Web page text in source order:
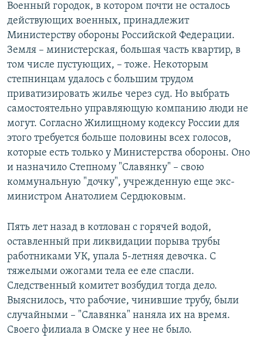
Военный городок, в котором почти не осталось
действующих военных, принадлежит
Министерству обороны Российской Федерации.
Земля – министерская, большая часть квартир, в
том числе пустующих, – тоже. Некоторым
степнинцам удалось с большим трудом
приватизировать жилье через суд. Но выбрать
самостоятельно управляющую компанию люди не
могут. Согласно Жилищному кодексу России для
этого требуется больше половины всех голосов,
которые есть только у Министерства обороны. Оно
и назначило Степному "Славянку" – свою
коммунальную "дочку", учрежденную еще экс-
министром Анатолием Сердюковым.
Пять лет назад в котлован с горячей водой,
оставленный при ликвидации порыва трубы
работниками УК, упала 5-летняя девочка. С
тяжелыми ожогами тела ее еле спасли.
Следственный комитет возбудил тогда дело.
Выяснилось, что рабочие, чинившие трубу, были
случайными – "Славянка" наняла их на время.
Своего филиала в Омске у нее не было.